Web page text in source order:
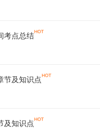
考点总结
节及知识点
及知识点